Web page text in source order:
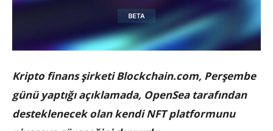
Kripto finans şirketi Blockchain.com, Perşembe
günü yaptığı açıklamada, OpenSea tarafından
desteklenecek olan kendi NFT platformunu